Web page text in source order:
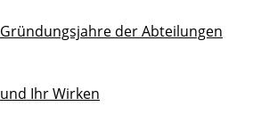
Gründungsjahre der Abteilungen
und Ihr Wirken